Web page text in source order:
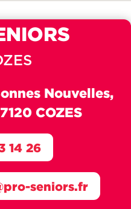
Nouvelles,
COZES
seniors.fr
14 26